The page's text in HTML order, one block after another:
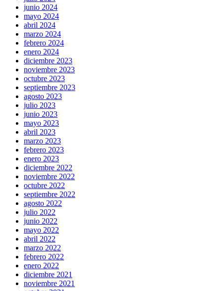
junio 2024
mayo 2024
abril 2024
marzo 2024
febrero 2024
enero 2024
diciembre 2023
noviembre 2023
octubre 2023
septiembre 2023
agosto 2023
julio 2023
junio 2023
mayo 2023
abril 2023
marzo 2023
febrero 2023
enero 2023
diciembre 2022
noviembre 2022
octubre 2022
septiembre 2022
agosto 2022
julio 2022
junio 2022
mayo 2022
abril 2022
marzo 2022
febrero 2022
enero 2022
diciembre 2021
noviembre 2021